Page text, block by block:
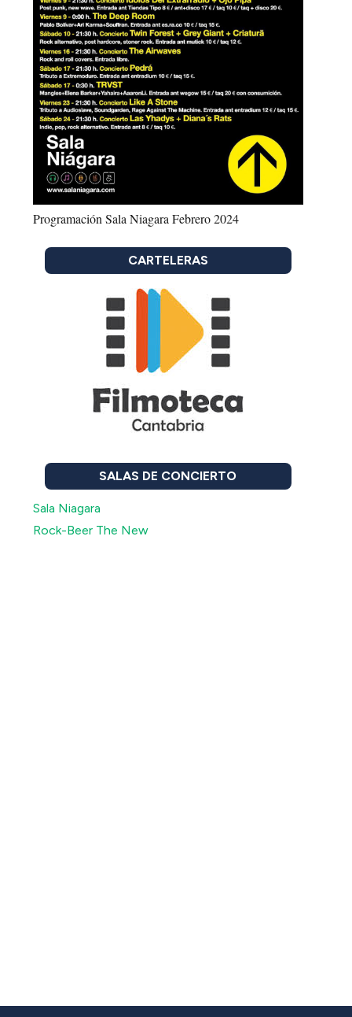
Programación Sala Niagara Febrero 2024
CARTELERAS
SALAS DE CONCIERTO
Sala Niagara
Rock-Beer The New